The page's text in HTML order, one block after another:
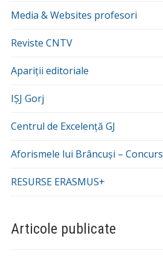
Media & Websites profesori
Reviste CNTV
Apariții editoriale
IȘJ Gorj
Centrul de Excelență GJ
Aforismele lui Brâncuși – Concurs
RESURSE ERASMUS+
Articole publicate